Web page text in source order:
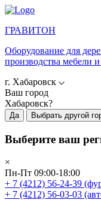
ГРАВИТОН
Оборудование для
производства мебели и
г. Хабаровск
Ваш город
Хабаровск?
Да Выбрать другой
Выберите ваш
×
Пн-Пт 09:00-18:00
+ 7 (4212) 56-24-39
+ 7 (4212) 56-03-03